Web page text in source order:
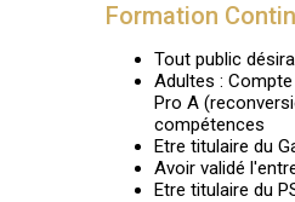
Formation
Tout public
Adultes :
Pro A
compétences
Etre titulaire du
Avoir validé
Etre titulaire du